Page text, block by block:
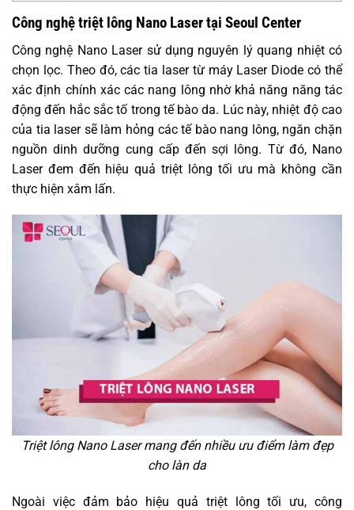
Công nghệ triệt lông Nano Laser tại Seoul Center
Công nghệ Nano Laser sử dụng nguyên lý quang nhiệt có
chọn lọc. Theo đó, các tia laser từ máy Laser Diode có thể
xác định chính xác các nang lông nhờ khả năng năng tác
động đến hắc sắc tố trong tế bào da. Lúc này, nhiệt độ cao
của tia laser sẽ làm hỏng các tế bào nang lông, ngăn chặn
nguồn dinh dưỡng cung cấp đến sợi lông. Từ đó, Nano
Laser đem đến hiệu quả triệt lông tối ưu mà không cần
thực hiện xâm lấn.
Triệt lông Nano Laser mang đến nhiều ưu điểm làm đẹp
cho làn da
Ngoài việc đảm bảo hiệu quả triệt lông tối ưu, công